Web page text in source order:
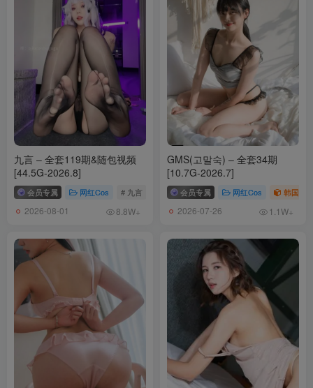
Seya-狮砸 – NO.015 原神 坎蒂丝 Candace [12P-142MB]
Seya-狮砸 – NO.014 VOCALOID 初音兔女郎 [12P-178MB]
[2024.11.15发布]
Seya-狮砸 – NO.013 原神 胡桃 [9P-118MB]
Seya-狮砸 – NO.012 原神 克洛琳德 [9P-104MB]
Seya-狮砸 – NO.011 银狼 万叶[18P-154.4M]
Seya-狮砸 – NO.010 久岐忍 克洛琳德 凌华[21P-208.1M]
Seya-狮砸 – NO.009 妖精骑士 520精灵骑士[16P-176.7M]
Seya-狮砸 – NO.008 原神 甘雨青花瓷[12P-139M]
Seya-狮砸 – NO.006 崩坏：星穹铁道 托帕[9P-104M]
Seya-狮砸 – NO.005 崩坏：星穹铁道 桂乃芬 [9P-120MB]
Seya-狮砸 – NO.004 天城旗袍 [12P-213MB]
Seya-狮砸 – NO.003 斯库拉 [12P-160MB]
Seya-狮砸 – NO.002 贝尔摩德 [12P-171MB]
Seya-狮砸 – NO.001 刻晴护士 [12P-159MB]
九言 – 全套119期&随包视频
[44.5G-2026.8]
会员专属 网红Cos # 九言
2026-08-01 8.8W+
GMS(고말숙) – 全套34期
[10.7G-2026.7]
会员专属 网红Cos 韩国（
2026-07-26 1.1W+